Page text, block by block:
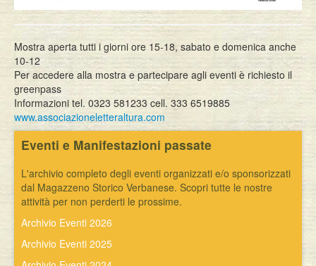
Mostra aperta tutti i giorni ore 15-18, sabato e domenica anche
10-12
Per accedere alla mostra e partecipare agli eventi è richiesto il
greenpass
Informazioni tel. 0323 581233 cell. 333 6519885
www.associazioneletteraltura.com
Eventi e Manifestazioni passate
L'archivio completo degli eventi organizzati e/o sponsorizzati
dal Magazzeno Storico Verbanese. Scopri tutte le nostre
attività per non perderti le prossime.
Archivio Eventi 2026
Archivio Eventi 2025